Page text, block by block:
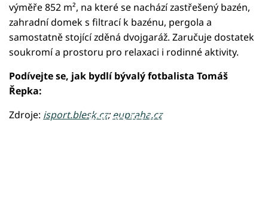
výměře 852 m², na které se nachází zastřešený bazén,
zahradní domek s filtrací k bazénu, pergola a
samostatně stojící zděná dvojgaráž. Zaručuje dostatek
soukromí a prostoru pro relaxaci i rodinné aktivity.
Podívejte se, jak bydlí bývalý fotbalista Tomáš
Řepka:
Failed to fetch
Zdroje: isport.blesk.cz;eupraha.cz